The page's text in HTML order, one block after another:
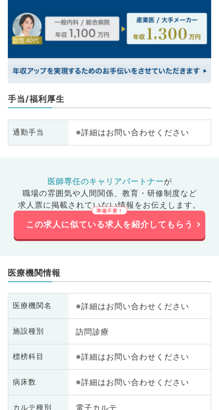
手当/福利厚生
通勤手当 ※詳細はお問い合わせください
医師専任のキャリアパートナーが
職場の雰囲気や人間関係、 教育・研修制度など
求人票に掲載されていない情報をお伝えします。
この求人に似ている求人を紹介してもらう
医療機関情報
医療機関名 ※詳細はお問い合わせください
施設種別 訪問診療
標榜科目 ※詳細はお問い合わせください
病床数 ※詳細はお問い合わせください
カルテ種別 電子カルテ